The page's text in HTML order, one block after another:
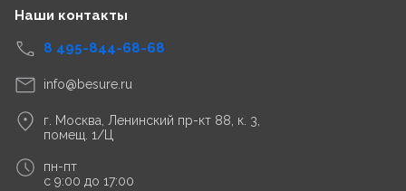
Наши контакты
8 495-844-68-68
info@besure.ru
г. Москва, Ленинский пр-кт 88, к. 3,
помещ. 1/Ц
пн-пт
с 9:00 до 17:00